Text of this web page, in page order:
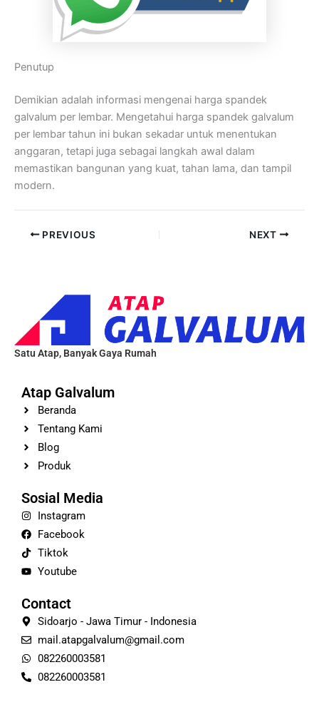
Penutup
Demikian adalah informasi mengenai harga spandek
galvalum per lembar. Mengetahui harga spandek galvalum
per lembar tahun ini bukan sekadar untuk menentukan
anggaran, tetapi juga sebagai langkah awal dalam
memastikan bangunan yang kuat, tahan lama, dan tampil
modern.
PREVIOUS NEXT
Satu Atap, Banyak Gaya Rumah
Atap Galvalum
Beranda
Tentang Kami
Blog
Produk
Sosial Media
Instagram
Facebook
Tiktok
Youtube
Contact
Sidoarjo - Jawa Timur - Indonesia
mail.atapgalvalum@gmail.com
082260003581
082260003581